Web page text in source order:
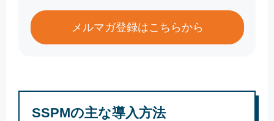
メルマガ登録はこちらから
SSPMの主な導入方法